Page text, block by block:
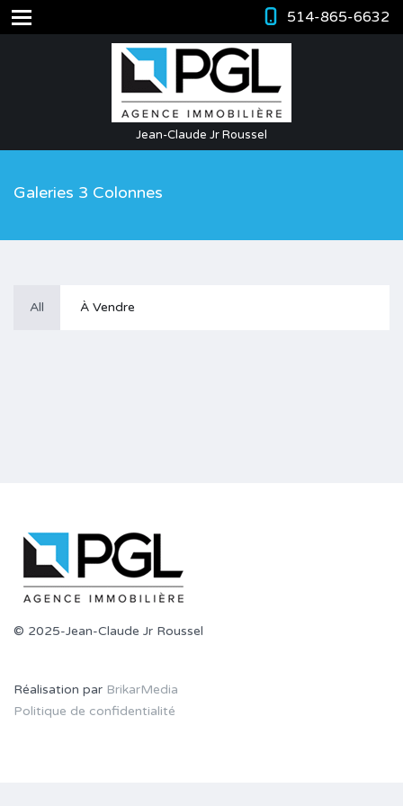
514-865-6632
Jean-Claude Jr Roussel
Galeries 3 Colonnes
All À Vendre
© 2025-Jean-Claude Jr Roussel
Réalisation par BrikarMedia
Politique de confidentialité